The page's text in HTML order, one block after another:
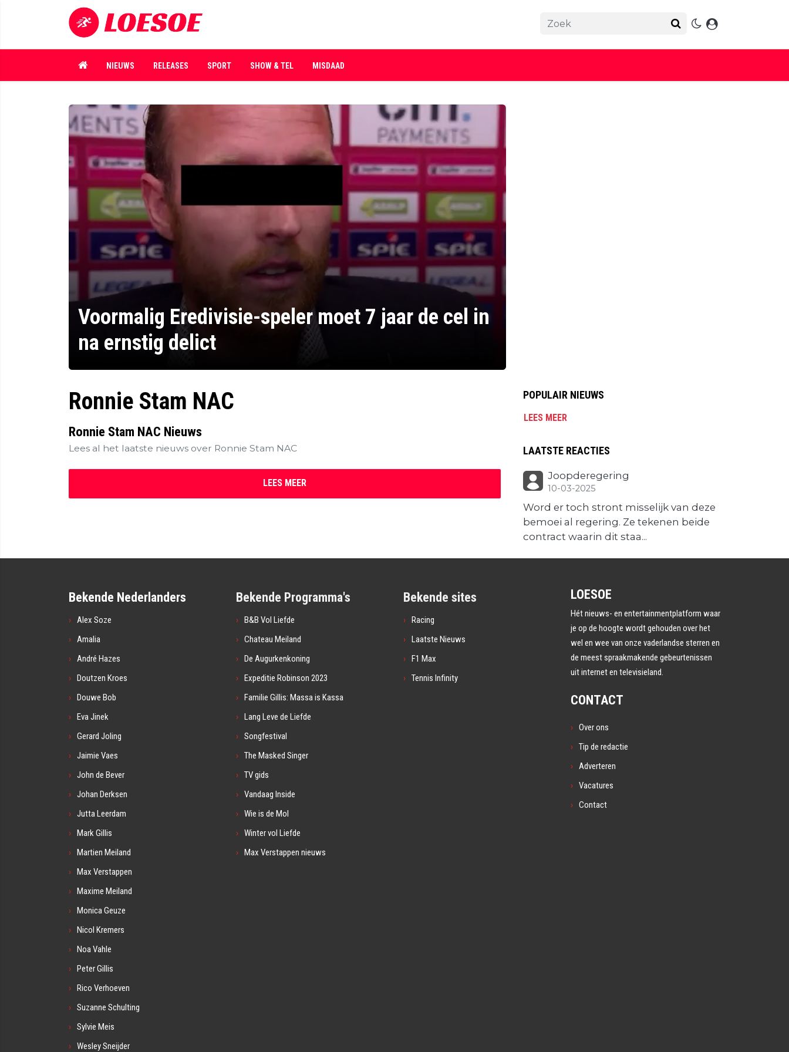
NIEUWS RELEASES SPORT SHOW & TEL MISDAAD
Voormalig Eredivisie-speler moet 7 jaar de cel in
na ernstig delict
Ronnie Stam NAC
Ronnie Stam NAC Nieuws
Lees al het laatste nieuws over Ronnie Stam NAC
LEES MEER
POPULAIR NIEUWS
LEES MEER
LAATSTE REACTIES
Joopderegering
10-03-2025
Word er toch stront misselijk van deze
bemoei al regering. Ze tekenen beide
contract waarin dit staa...
Bekende Nederlanders
Alex Soze
Amalia
André Hazes
Doutzen Kroes
Douwe Bob
Eva Jinek
Gerard Joling
Jaimie Vaes
John de Bever
Johan Derksen
Jutta Leerdam
Mark Gillis
Martien Meiland
Max Verstappen
Maxime Meiland
Monica Geuze
Nicol Kremers
Noa Vahle
Peter Gillis
Rico Verhoeven
Suzanne Schulting
Sylvie Meis
Wesley Sneijder
Bekende Programma's
B&B Vol Liefde
Chateau Meiland
De Augurkenkoning
Expeditie Robinson 2023
Familie Gillis: Massa is Kassa
Lang Leve de Liefde
Songfestival
The Masked Singer
TV gids
Vandaag Inside
Wie is de Mol
Winter vol Liefde
Max Verstappen nieuws
Bekende sites
Racing
Laatste Nieuws
F1 Max
Tennis Infinity
LOESOE
Hét nieuws- en entertainmentplatform waar
je op de hoogte wordt gehouden over het
wel en wee van onze vaderlandse sterren en
de meest spraakmakende gebeurtenissen
uit internet en televisieland.
CONTACT
Over ons
Tip de redactie
Adverteren
Vacatures
Contact